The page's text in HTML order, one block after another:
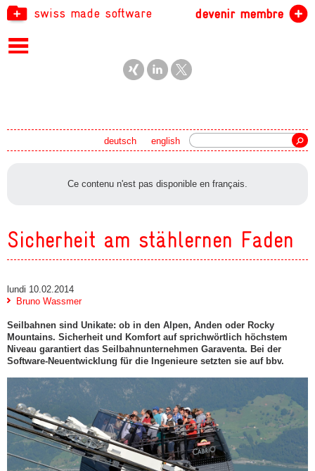
swiss made software devenir membre
english
deutsch
Ce contenu n'est pas disponible en français.
Sicherheit am stählernen Faden
lundi 10.02.2014
Bruno Wassmer
Seilbahnen sind Unikate: ob in den Alpen, Anden oder Rocky
Mountains. Sicherheit und Komfort auf sprichwörtlich höchstem
Niveau garantiert das Seilbahnunternehmen Garaventa. Bei der
Software-Neuentwicklung für die Ingenieure setzten sie auf bbv.